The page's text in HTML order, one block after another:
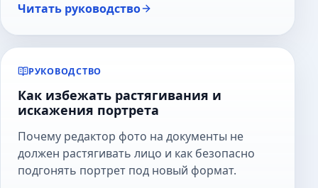
Читать руководство
РУКОВОДСТВО
Как избежать растягивания и
искажения портрета
Почему редактор фото на документы не
должен растягивать лицо и как безопасно
подгонять портрет под новый формат.